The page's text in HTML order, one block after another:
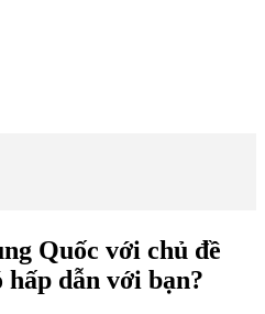
Quốc với chủ đề
hấp dẫn với bạn?